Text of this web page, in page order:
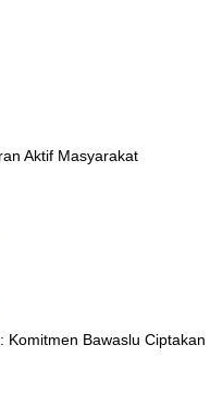
Aktif Masyarakat
Komitmen Bawaslu Ciptakan